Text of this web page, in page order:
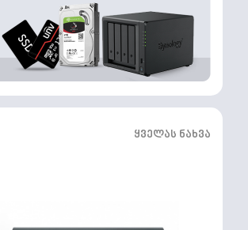
ყველას ნახვა